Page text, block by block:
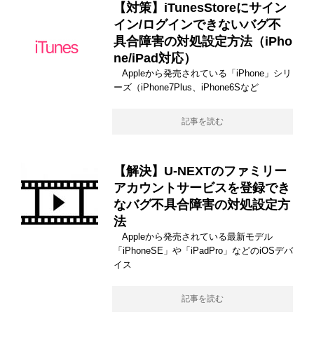
【対策】iTunesStoreにサイン
イン/ログインできないバグ不
具合障害の対処設定方法（iPho
ne/iPad対応）
Appleから発売されている「iPhone」シリ
ーズ（iPhone7Plus、iPhone6Sなど
記事を読む
【解決】U-NEXTのファミリー
アカウントサービスを登録でき
なバグ不具合障害の対処設定方
法
Appleから発売されている最新モデル
「iPhoneSE」や「iPadPro」などのiOSデバ
イス
記事を読む